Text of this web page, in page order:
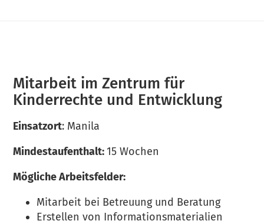
Mitarbeit im Zentrum für
Kinderrechte und Entwicklung
Einsatzort: Manila
Mindestaufenthalt:15 Wochen
Mögliche Arbeitsfelder:
Mitarbeit bei Betreuung und Beratung
Erstellen von Informationsmaterialien